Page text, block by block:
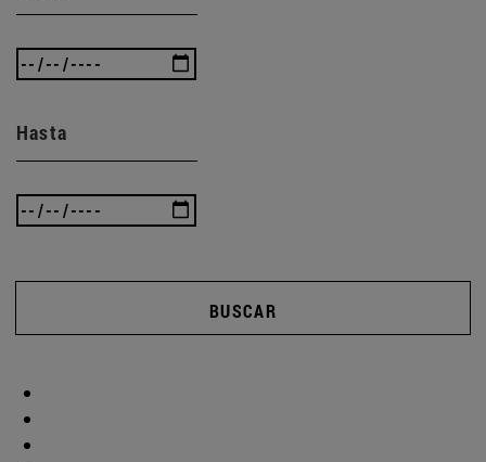
Hasta
BUSCAR